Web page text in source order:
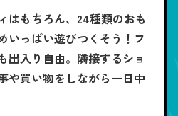
はもちろん、24種類のおも
いっぱい遊びつくそう！フ
出入り自由。隣接するショ
や買い物をしながら一日中